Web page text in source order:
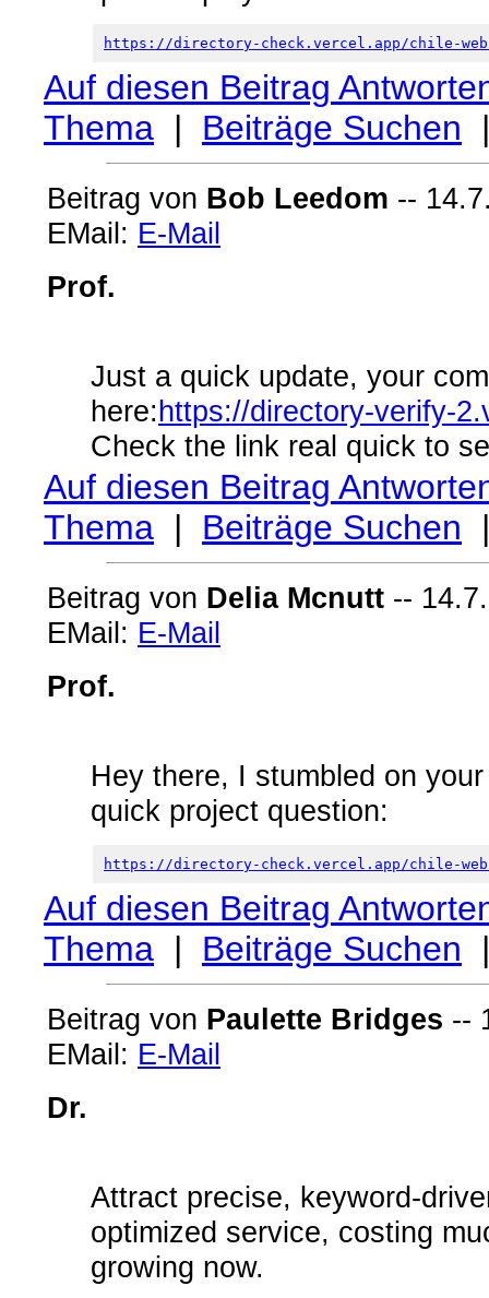
https://directory-check.vercel.app/chile-
Auf diesen Beitrag
Thema | Beiträge Suchen
Beitrag von Bob Leedom --
EMail: E-Mail
Prof.
Just a quick update, your
here:https://directory-verify-
Check the link real quick to
Auf diesen Beitrag
Thema | Beiträge Suchen
Beitrag von Delia Mcnutt --
EMail: E-Mail
Prof.
Hey there, I stumbled on
quick project question:
https://directory-check.vercel.app/chile-
Auf diesen Beitrag
Thema | Beiträge Suchen
Beitrag von Paulette Bridges --
EMail: E-Mail
Dr.
Attract precise, keyword-
optimized service, costing
growing now.